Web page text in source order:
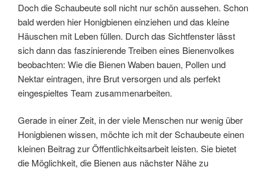
Doch die Schaubeute soll nicht nur schön aussehen. Schon
bald werden hier Honigbienen einziehen und das kleine
Häuschen mit Leben füllen. Durch das Sichtfenster lässt
sich dann das faszinierende Treiben eines Bienenvolkes
beobachten: Wie die Bienen Waben bauen, Pollen und
Nektar eintragen, ihre Brut versorgen und als perfekt
eingespieltes Team zusammenarbeiten.
Gerade in einer Zeit, in der viele Menschen nur wenig über
Honigbienen wissen, möchte ich mit der Schaubeute einen
kleinen Beitrag zur Öffentlichkeitsarbeit leisten. Sie bietet
die Möglichkeit, die Bienen aus nächster Nähe zu